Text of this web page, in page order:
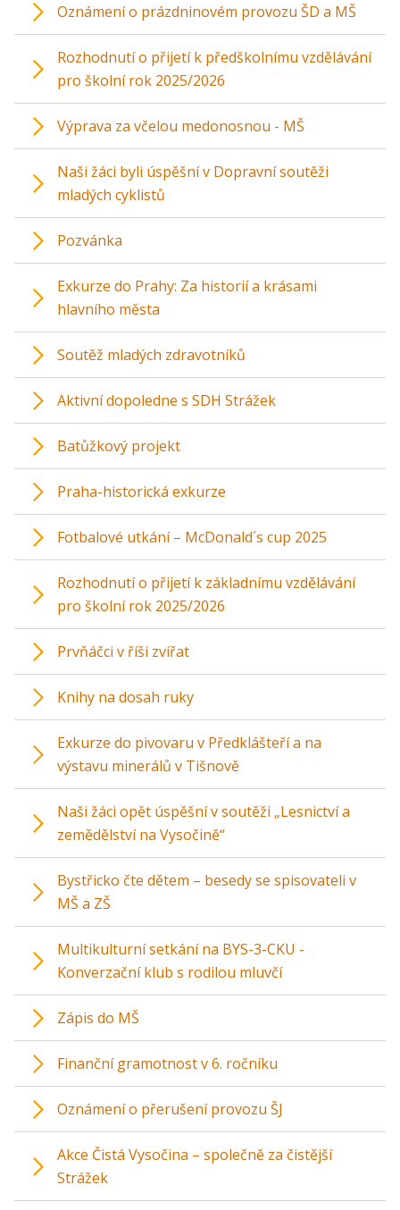
Oznámení o prázdninovém provozu ŠD a MŠ
Rozhodnutí o přijetí k předškolnímu vzdělávání
pro školní rok 2025/2026
Výprava za včelou medonosnou - MŠ
Naši žáci byli úspěšní v Dopravní soutěži
mladých cyklistů
Pozvánka
Exkurze do Prahy: Za historií a krásami
hlavního města
Soutěž mladých zdravotníků
Aktivní dopoledne s SDH Strážek
Batůžkový projekt
Praha-historická exkurze
Fotbalové utkání – McDonald´s cup 2025
Rozhodnutí o přijetí k základnímu vzdělávání
pro školní rok 2025/2026
Prvňáčci v říši zvířat
Knihy na dosah ruky
Exkurze do pivovaru v Předklášteří a na
výstavu minerálů v Tišnově
Naši žáci opět úspěšní v soutěži „Lesnictví a
zemědělství na Vysočině“
Bystřicko čte dětem – besedy se spisovateli v
MŠ a ZŠ
Multikulturní setkání na BYS-3-CKU -
Konverzační klub s rodilou mluvčí
Zápis do MŠ
Finanční gramotnost v 6. ročníku
Oznámení o přerušení provozu ŠJ
Akce Čistá Vysočina – společně za čistější
Strážek